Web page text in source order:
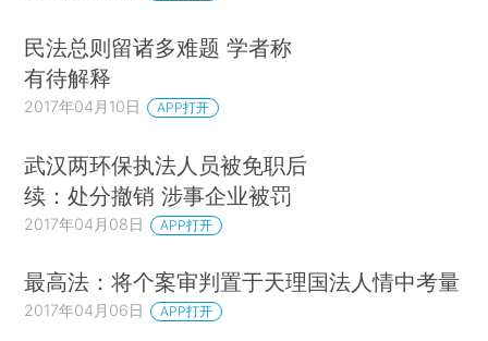
民法总则留诸多难题 学者称
有待解释
2017年04月10日 APP打开
武汉两环保执法人员被免职后
续：处分撤销 涉事企业被罚
2017年04月08日 APP打开
最高法：将个案审判置于天理国法人情中考量
2017年04月06日 APP打开